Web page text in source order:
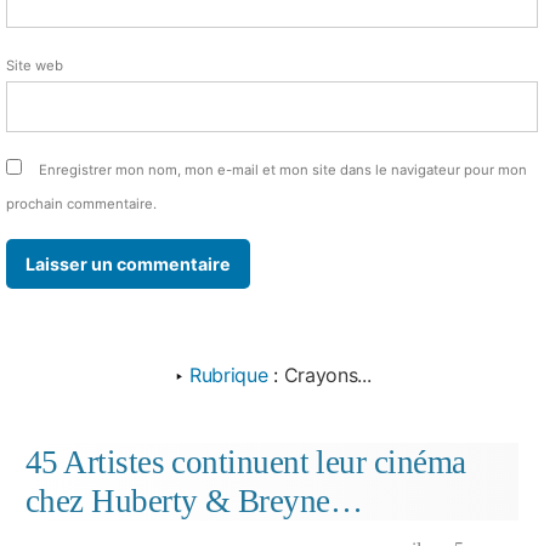
Site web
Enregistrer mon nom, mon e-mail et mon site dans le navigateur pour mon
prochain commentaire.
‣ Rubrique : Crayons...
45 Artistes continuent leur cinéma
chez Huberty & Breyne…